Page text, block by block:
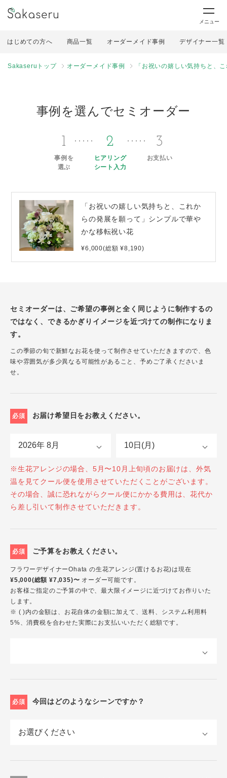
メニュー
はじめての方へ 商品一覧 オーダーメイド事例 デザイナー一覧
Sakaseruトップ オーダーメイド事例 「お祝いの嬉しい気持ちと、
事例を選んでセミオーダー
1
事例を
選ぶ
2
ヒアリング
シート入力
3
お支払い
「お祝いの嬉しい気持ちと、これか
らの発展を願って」シンプルで華や
かな移転祝い花
¥6,000(総額 ¥8,190)
セミオーダーは、ご希望の事例と全く同じように制作するの
ではなく、できるかぎりイメージを近づけての制作になりま
す。
この季節の旬で新鮮なお花を使って制作させていただきますので、色
味や雰囲気が多少異なる可能性があること、予めご了承くださいま
せ。
必須 お届け希望日をお教えください。
※生花アレンジの場合、5月〜10月上旬頃のお届けは、外気
温を見てクール便を使用させていただくことがございます。
その場合、誠に恐れながらクール便にかかる費用は、花代か
ら差し引いて制作させていただきます。
必須 ご予算をお教えください。
フラワーデザイナーOhata の生花アレンジ(置けるお花)は現在
¥5,000(総額 ¥7,035)〜 オーダー可能です。
お客様ご指定のご予算の中で、最大限イメージに近づけてお作りいた
します。
※ ( )内の金額は、お花自体の金額に加えて、送料、システム利用料
5%、消費税を合わせた実際にお支払いいただく総額です。
必須 今回はどのようなシーンですか？